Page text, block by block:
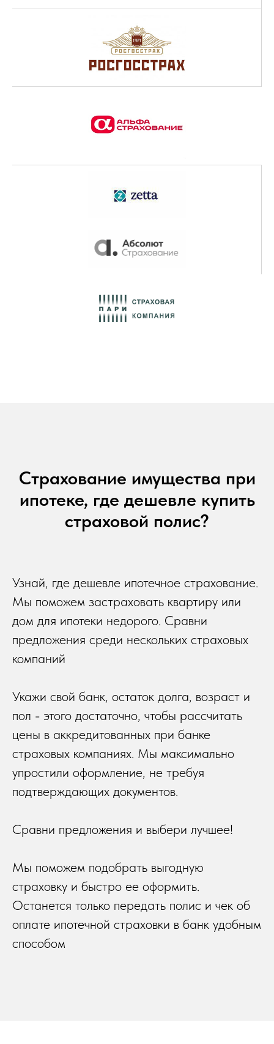
Страхование имущества при
ипотеке, где дешевле купить
страховой полис?
Узнай, где дешевле ипотечное страхование.
Мы поможем застраховать квартиру или
дом для ипотеки недорого. Сравни
предложения среди нескольких страховых
компаний
Укажи свой банк, остаток долга, возраст и
пол - этого достаточно, чтобы рассчитать
цены в аккредитованных при банке
страховых компаниях. Мы максимально
упростили оформление, не требуя
подтверждающих документов.
Сравни предложения и выбери лучшее!
Мы поможем подобрать выгодную
страховку и быстро ее оформить.
Останется только передать полис и чек об
оплате ипотечной страховки в банк удобным
способом